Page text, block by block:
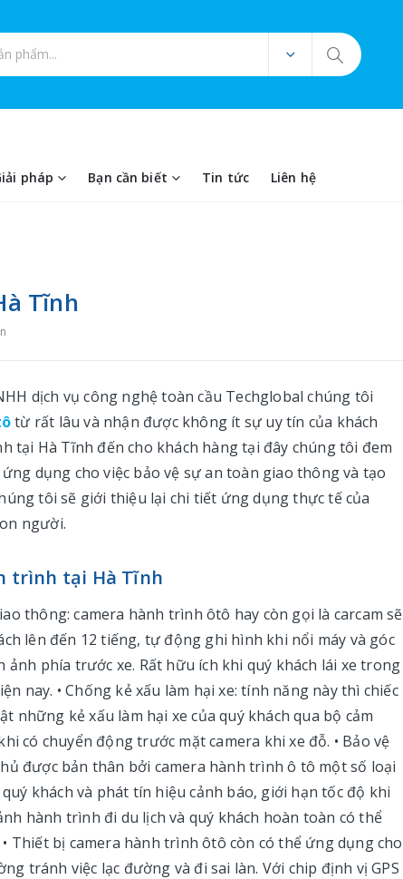
pháp Bạn cần biết Tin tức Liên hệ
Tĩnh
dịch vụ công nghệ toàn cầu Techglobal chúng tôi
từ rất lâu và nhận được không ít sự uy tín của khách
tại Hà Tĩnh đến cho khách hàng tại đây chúng tôi đem
dụng cho việc bảo vệ sự an toàn giao thông và tạo
tôi sẽ giới thiệu lại chi tiết ứng dụng thực tế của
người.
trình tại Hà Tĩnh
thông: camera hành trình ôtô hay còn gọi là carcam sẽ
lên đến 12 tiếng, tự động ghi hình khi nổi máy và góc
phía trước xe. Rất hữu ích khi quý khách lái xe trong
nay. • Chống kẻ xấu làm hại xe: tính năng này thì chiếc
kẻ xấu làm hại xe của quý khách qua bộ cảm
có chuyển động trước mặt camera khi xe đỗ. • Bảo vệ
được bản thân bởi camera hành trình ô tô một số loại
khách và phát tín hiệu cảnh báo, giới hạn tốc độ khi
hành trình đi du lịch và quý khách hoàn toàn có thể
Thiết bị camera hành trình ôtô còn có thể ứng dụng cho
tránh việc lạc đường và đi sai làn. Với chip định vị GPS